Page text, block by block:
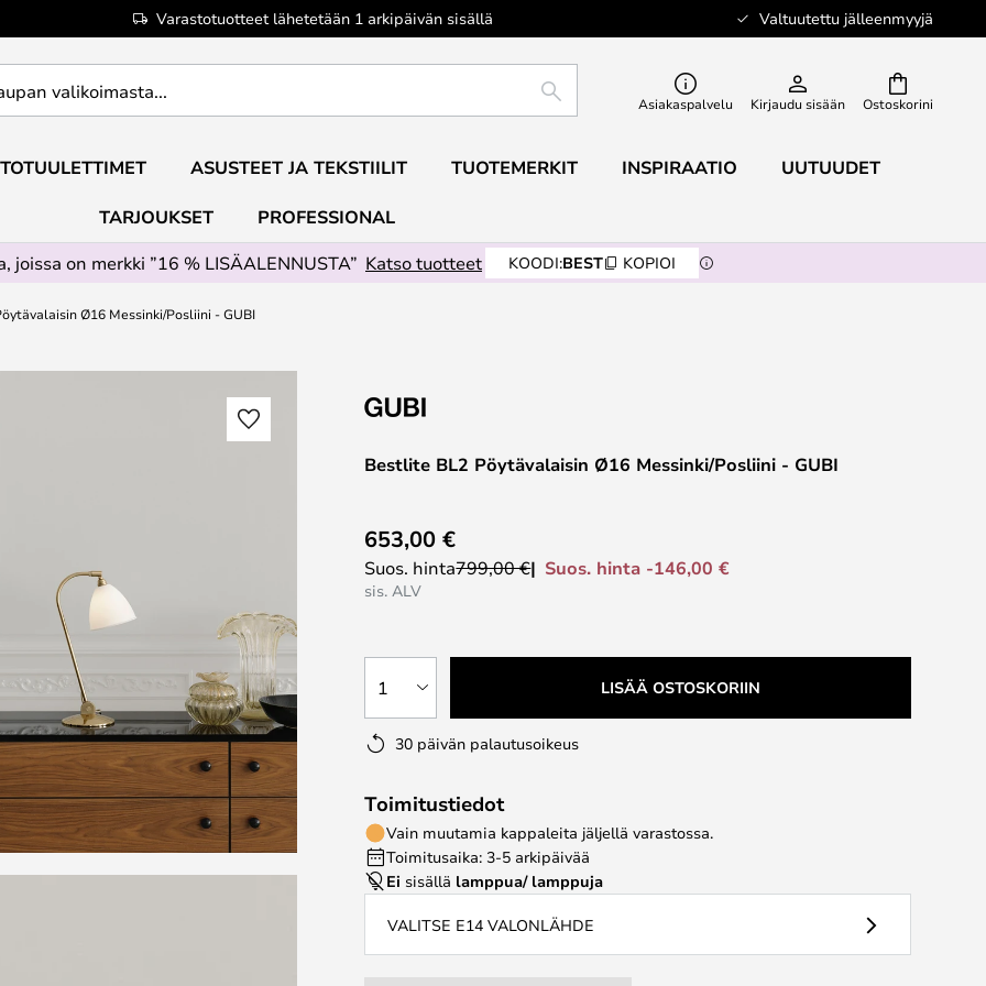
Varastotuotteet lähetetään 1 arkipäivän sisällä Valtuutettu jälleenmyyjä
Ostoskorini
ETSI Asiakaspalvelu Kirjaudu sisään
ASUSTEET JA TEKSTIILIT TUOTEMERKIT INSPIRAATIO UUTUUDET
TARJOUKSET
PROFESSIONAL
joissa on merkki ”16 % LISÄALENNUSTA” Katso tuotteet KOODI:BEST KOPIOI
Ø16 Messinki/Posliini - GUBI
Bestlite BL2 Pöytävalaisin Ø16 Messinki/Posliini - GUBI
653,00 €
Suos. hinta799,00 € Suos. hinta -146,00 €
sis. ALV
1 LISÄÄ OSTOSKORIIN
30 päivän palautusoikeus
Toimitustiedot
Vain muutamia kappaleita jäljellä varastossa.
Toimitusaika: 3-5 arkipäivää
Ei sisällä lamppua/ lamppuja
VALITSE E14 VALONLÄHDE